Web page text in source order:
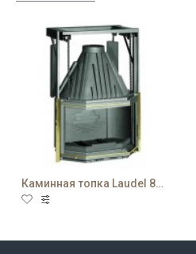
Каминная топка Laudel 850 Prismatique relevable